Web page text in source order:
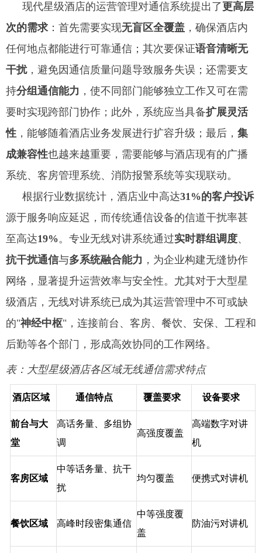
现代星级酒店的运营管理对通信系统提出了更高层
次的需求 ：首先需要实现无盲区全覆盖 ，确保酒店内
任何地点都能进行可靠通信；其次要保证语音清晰无
干扰，避免因通信质量问题导致服务失误；还需要支
持分组通信能力 ，使不同部门能够独立工作又可在需
要时实现跨部门协作；此外，系统应当具备扩展灵活
性 ，能够随着酒店业务发展进行扩容升级；最后， 集
成兼容性也越来越重要，需要能够与酒店现有的广播
系统、客房管理系统、消防报警系统等实现联动。
根据行业数据统计，酒店业中高达31%的客户投诉
源于服务响应延迟，而传统通信设备的信道干扰率甚
至高达19%。专业无线对讲系统通过实时群组调度、
抗干扰通信与多系统融合能力 ，为企业构建无缝协作
网络，显著提升运营效率与安全性。尤其对于大型星
级酒店，无线对讲系统已成为其运营管理中不可或缺
的"神经中枢"，连接前台、客房、餐饮、安保、工程和
后勤等各个部门，形成高效协同的工作网络。
表：大型星级酒店各区域无线通信需求特点
酒店区域 通信特点 覆盖要求 设备要求
前台与大
堂
高话务量、多组协
调
高强度覆盖
高端数字对讲
机
客房区域
中等话务量、抗干
扰
均匀覆盖 便携式对讲机
餐饮区域 高峰时段密集通信
中等强度覆
盖
防油污对讲机